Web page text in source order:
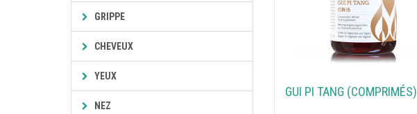
GRIPPE
CHEVEUX
YEUX
NEZ
GUI PI TANG (COMPRIMÉS)